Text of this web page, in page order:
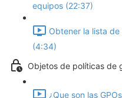
equipos (22:37)
Obtener la lista
(4:34)
Objetos de políticas de
¿Que son las